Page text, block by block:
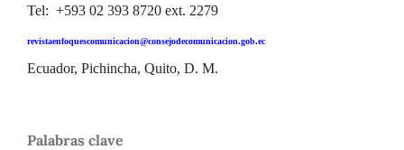
Tel: +593 02 393 8720 ext. 2279
revistaenfoquescomunicacion@consejodecomunicacion.gob.ec
Ecuador, Pichincha, Quito, D. M.
Palabras clave